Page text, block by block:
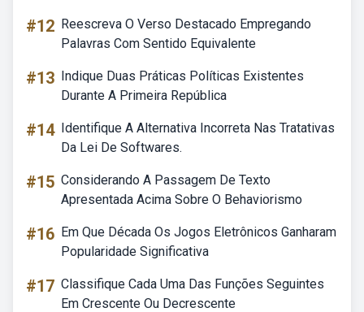
#12 Reescreva O Verso Destacado Empregando
Palavras Com Sentido Equivalente
#13 Indique Duas Práticas Políticas Existentes
Durante A Primeira República
#14 Identifique A Alternativa Incorreta Nas Tratativas
Da Lei De Softwares.
#15 Considerando A Passagem De Texto
Apresentada Acima Sobre O Behaviorismo
#16 Em Que Década Os Jogos Eletrônicos Ganharam
Popularidade Significativa
#17 Classifique Cada Uma Das Funções Seguintes
Em Crescente Ou Decrescente